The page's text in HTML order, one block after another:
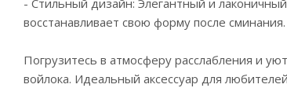
восстанавливает свою форму после сминания.
Погрузитесь в атмосферу расслабления и
войлока. Идеальный аксессуар для